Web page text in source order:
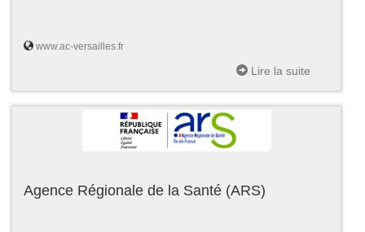
www.ac-versailles.fr
Lire la suite
Agence Régionale de la Santé (ARS)